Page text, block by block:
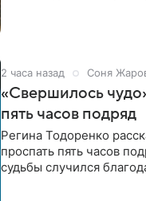
2 часа назад Соня
«Свершилось
пять часов подряд
Регина Тодоренко
проспать пять часов
судьбы случился